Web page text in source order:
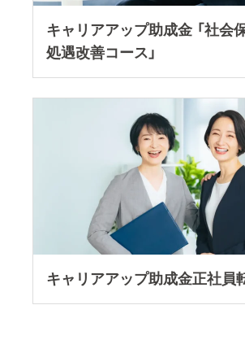
キャリアアップ助成金 「社会
処遇改善コース」
キャリアアップ助成金正社員
キャリアアップ助成金正社